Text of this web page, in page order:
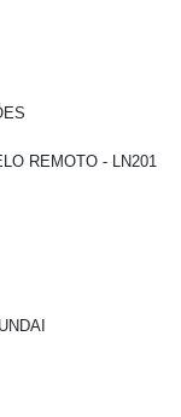
REMOTO - LN201